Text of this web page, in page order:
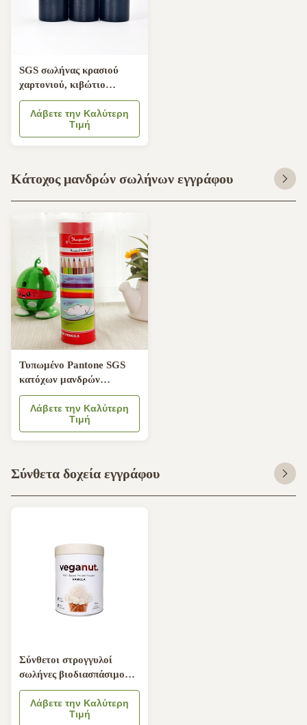
SGS σωλήνας κρασιού
χαρτονιού, κιβώτιο
παρουσίασης μπουκαλιών
κρασιού 184mm
Λάβετε την Καλύτερη
Τιμή
Κάτοχος μανδρών σωλήνων εγγράφου
Τυπωμένο Pantone SGS
κατόχων μανδρών
σωλήνων εγγράφου
φύλλων αλουμινίου
αργιλίου εγκεκριμένο
Λάβετε την Καλύτερη
Τιμή
Σύνθετα δοχεία εγγράφου
Σύνθετοι στρογγυλοί
σωλήνες βιοδιασπάσιμο
σατέν CMYK χαρτονιού
Λάβετε την Καλύτερη
Τιμή